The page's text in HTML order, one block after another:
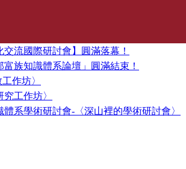
交流國際研討會】圓滿落幕！
富族知識體系論壇」圓滿結束！
作坊〉
工作坊〉
系學術研討會-〈深山裡的學術研討會〉